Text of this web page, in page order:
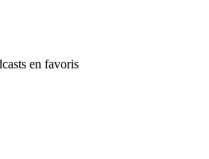
en favoris